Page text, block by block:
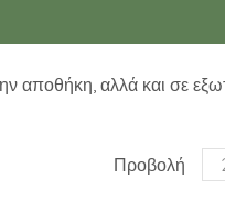
αποθήκη, αλλά και σε
Προβολή